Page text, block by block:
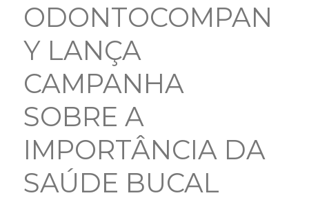
ODONTOCOMPAN
Y LANÇA
CAMPANHA
SOBRE A
IMPORTÂNCIA DA
SAÚDE BUCAL